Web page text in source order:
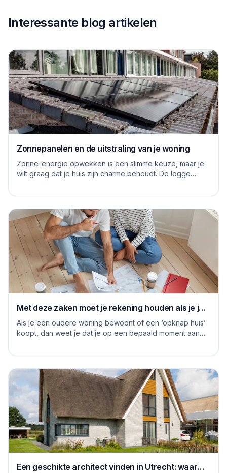
Interessante blog artikelen
Zonnepanelen en de uitstraling van je woning
Zonne-energie opwekken is een slimme keuze, maar je
wilt graag dat je huis zijn charme behoudt. De logge
Met deze zaken moet je rekening houden als je je
huis grondig gaat renoveren
Als je een oudere woning bewoont of een ‘opknap huis’
koopt, dan weet je dat je op een bepaald moment aan
Een geschikte architect vinden in Utrecht: waar